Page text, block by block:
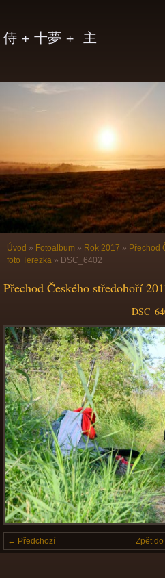
侍 + 十夢 + 主
Úvod » Fotoalbum » Rok 2017 » Přechod
foto Terezka » DSC_6402
Přechod Českého středohoří
← Předchozí Zpět